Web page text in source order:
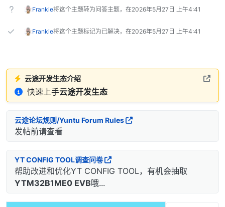
Frankie将这个主题转为问答主题，在2026年5月27日 上午4:41
Frankie将这个主题标记为已解决，在2026年5月27日 上午4:41
云途开发生态介绍
快速上手云途开发生态
云途论坛规则/Yuntu Forum Rules
发帖前请查看
YT CONFIG TOOL调查问卷
帮助改进和优化YT CONFIG TOOL，有机会抽取
YTM32B1ME0 EVB哦...